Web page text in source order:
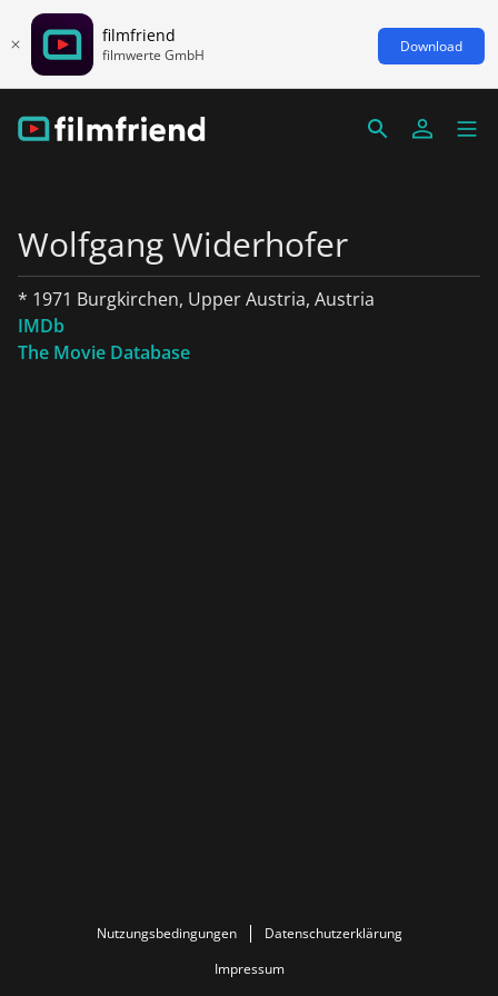
filmfriend
filmwerte GmbH Download
Wolfgang Widerhofer
* 1971 Burgkirchen, Upper Austria, Austria
IMDb
The Movie Database
Nutzungsbedingungen
Datenschutzerklärung
Impressum